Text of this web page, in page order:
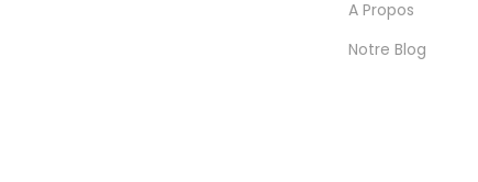
A Propos
Notre Blog